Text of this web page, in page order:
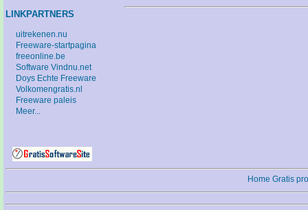
LINKPARTNERS
uitrekenen.nu
Freeware-startpagina
freeonline.be
Software Vindnu.net
Doys Echte Freeware
Volkomengratis.nl
Freeware paleis
Meer...
Home Gratis